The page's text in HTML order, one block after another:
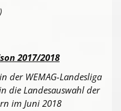
2017/2018
der WEMAG-Landesliga
die Landesauswahl der
im Juni 2018